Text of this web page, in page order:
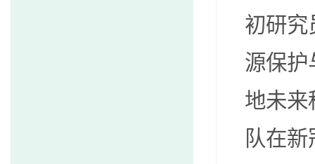
初研究
源保护
地未来
队在